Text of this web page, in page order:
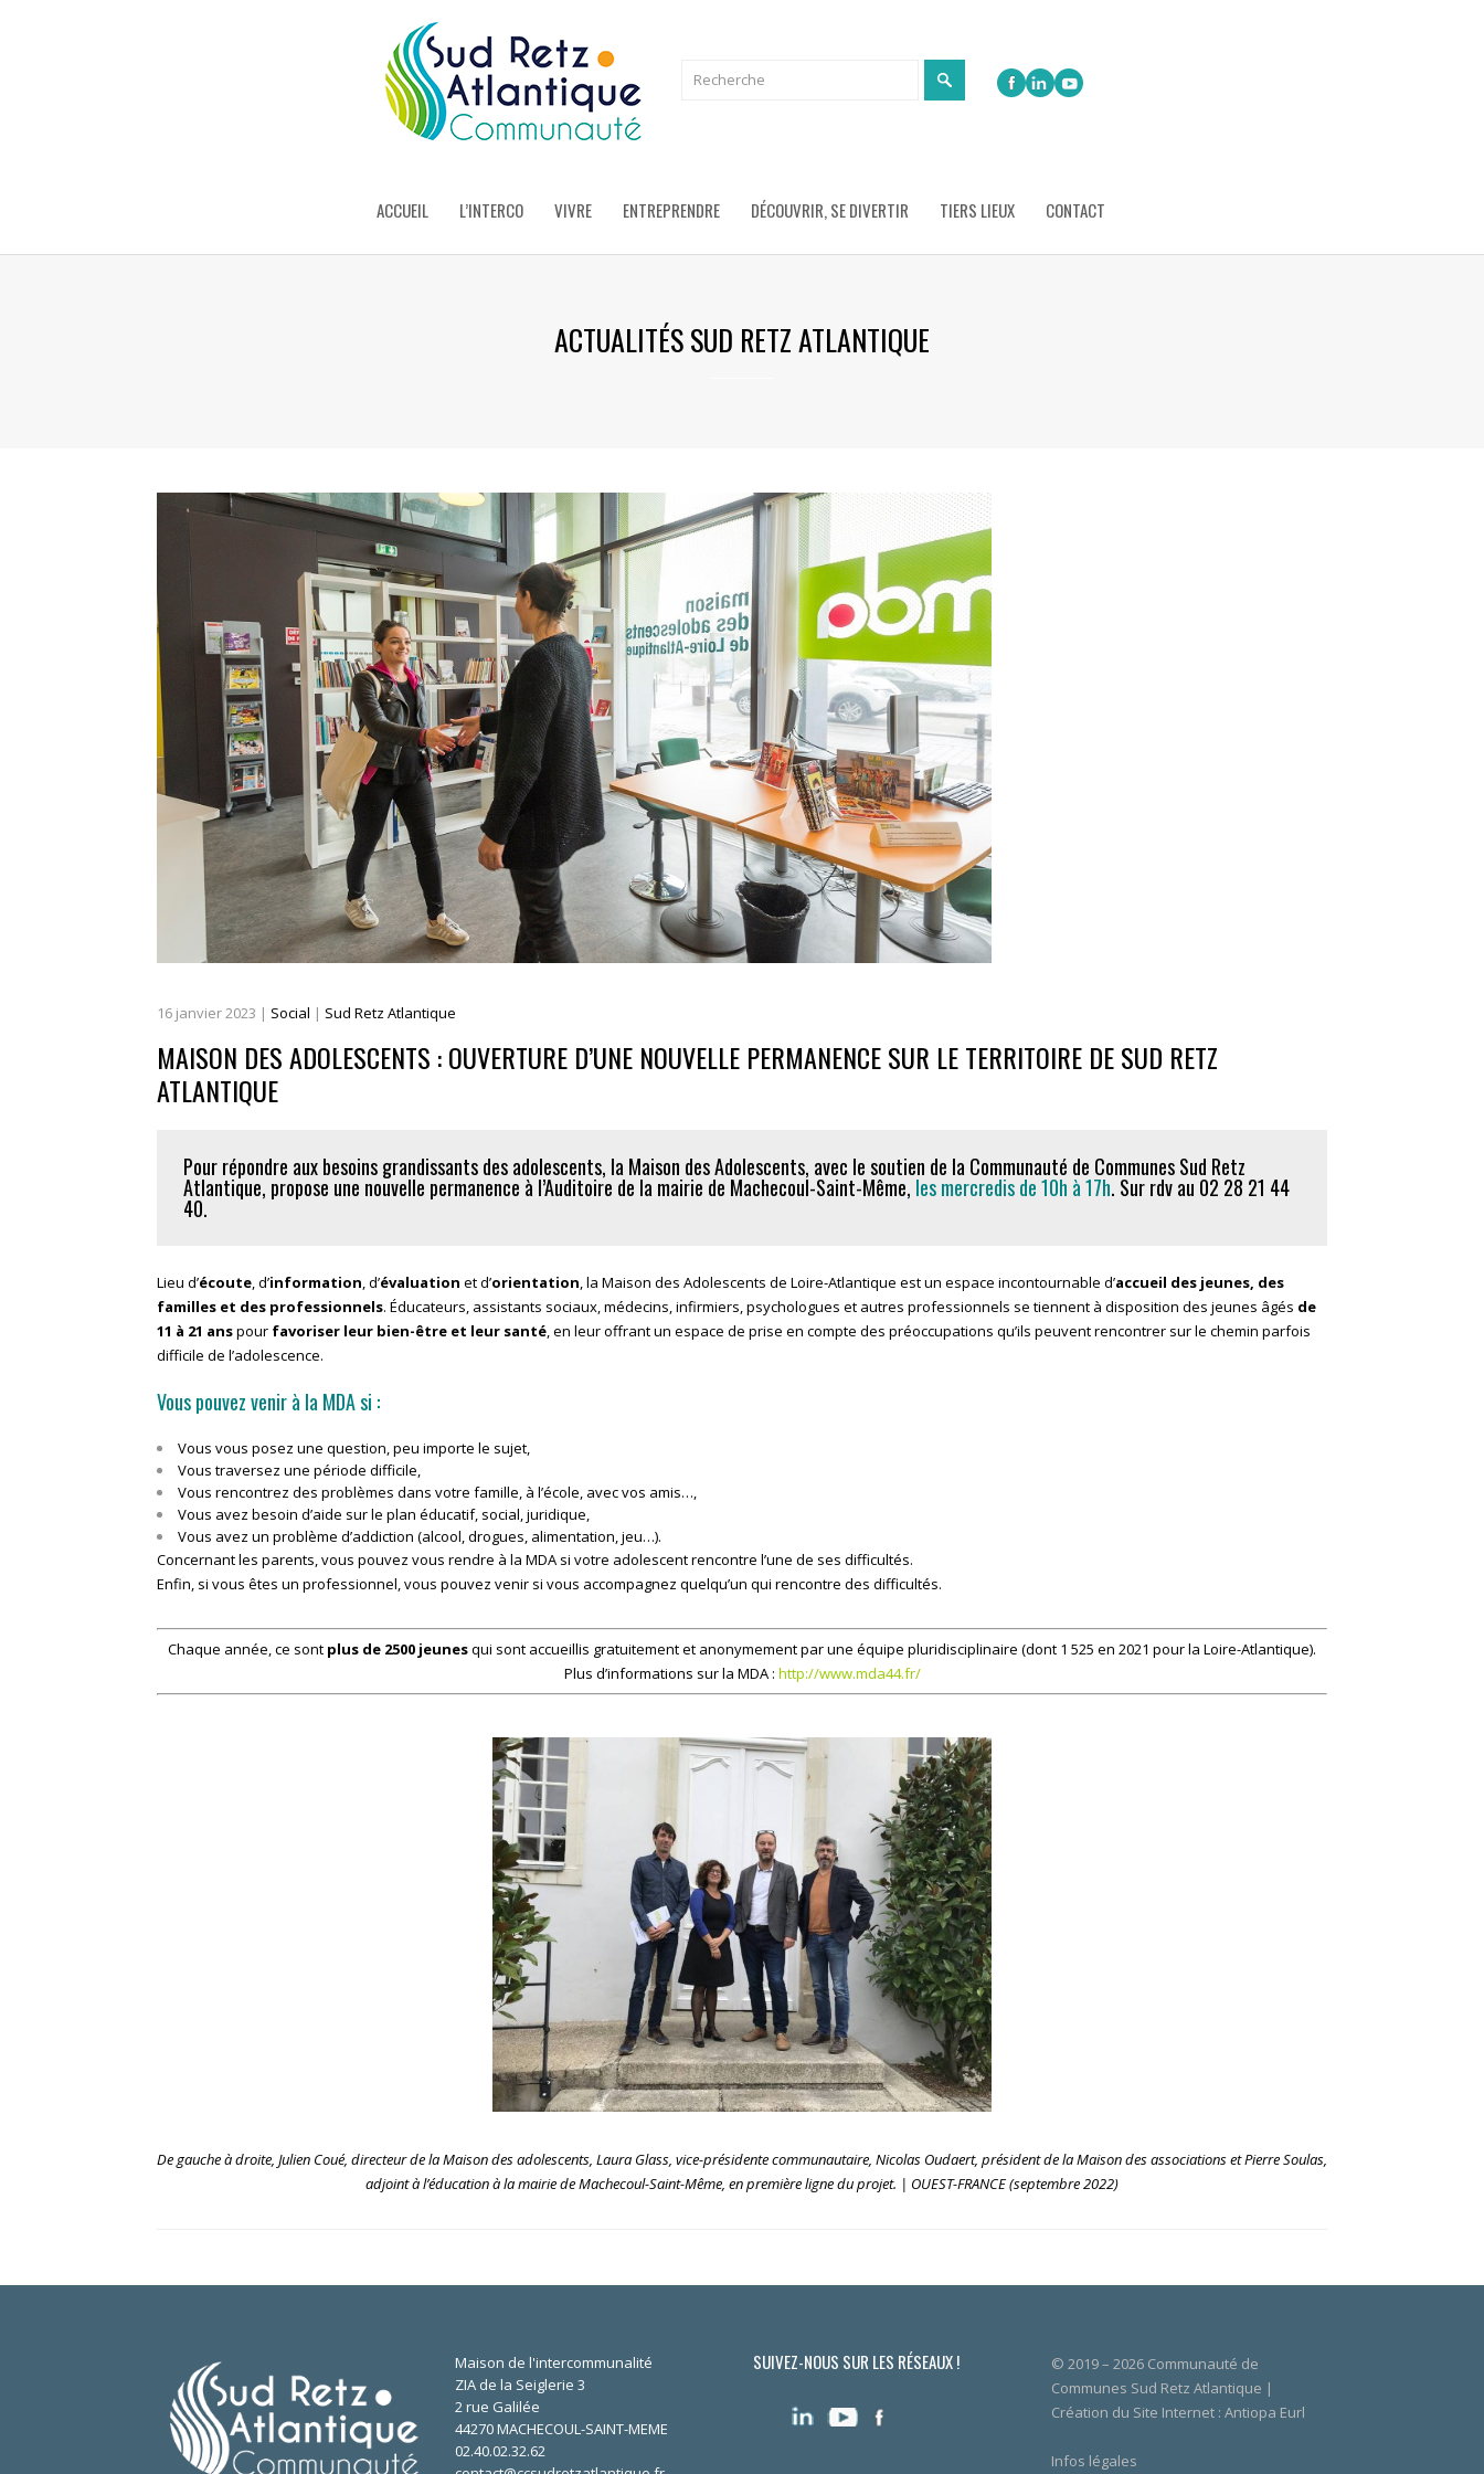
ACCUEIL L’INTERCO VIVRE ENTREPRENDRE DÉCOUVRIR, SE DIVERTIR TIERS LIEUX CONTACT
ACTUALITÉS SUD RETZ ATLANTIQUE
16 janvier2023 | Social | Sud Retz Atlantique
MAISON DES ADOLESCENTS : OUVERTURE D’UNE NOUVELLE PERMANENCE SUR LE TERRITOIRE DE SUD RETZ
ATLANTIQUE
Pour répondre aux besoins grandissants des adolescents, la Maison des Adolescents, avec le soutien de la Communauté de Communes Sud Retz
Atlantique, propose une nouvelle permanence à l’Auditoire de la mairie de Machecoul-Saint-Même, les mercredis de 10h à 17h. Sur rdv au 02 28 21 44
40.
Lieu d’écoute, d’information, d’évaluation et d’orientation, la Maison des Adolescents de Loire-Atlantique est un espace incontournable d’accueil des jeunes, des
familles et des professionnels. Éducateurs, assistants sociaux, médecins, infirmiers, psychologues et autres professionnels se tiennent à disposition des jeunes âgés de
11 à 21 anspour favoriser leur bien-être et leur santé, en leur offrant un espace de prise en compte des préoccupations qu’ils peuvent rencontrer sur le chemin parfois
difficile de l’adolescence.
Vous pouvez venir à la MDA si :
Vous vous posez une question, peu importe le sujet,
Vous traversez une période difficile,
Vous rencontrez des problèmes dans votre famille, à l’école, avec vos amis…,
Vous avez besoin d’aide sur le plan éducatif, social, juridique,
Vous avez un problème d’addiction (alcool, drogues, alimentation, jeu…).
Concernant les parents, vous pouvez vous rendre à la MDA si votre adolescent rencontre l’une de ses difficultés.
Enfin, si vous êtes un professionnel, vous pouvez venir si vous accompagnez quelqu’un qui rencontre des difficultés.
Chaque année, ce sont plus de 2500 jeunesqui sont accueillis gratuitement et anonymement par une équipe pluridisciplinaire (dont 1 525 en 2021 pour la Loire-Atlantique).
Plus d’informations sur la MDA : http://www.mda44.fr/
De gauche à droite, Julien Coué, directeur de la Maison des adolescents, Laura Glass, vice-présidente communautaire, Nicolas Oudaert, président de la Maison des associations et Pierre Soulas,
adjoint à l’éducation à la mairie de Machecoul-Saint-Même, en première ligne du projet. | OUEST-FRANCE (septembre 2022)
Maison de l'intercommunalité
ZIA de la Seiglerie 3
2 rue Galilée
44270 MACHECOUL-SAINT-MEME
02.40.02.32.62
SUIVEZ-NOUS SUR LES RÉSEAUX !
© 2019 – 2026 Communauté de
Communes Sud Retz Atlantique |
Création du Site Internet : Antiopa Eurl
Infos légales